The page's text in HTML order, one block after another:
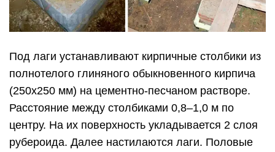
Под лаги устанавливают кирпичные столбики из
полнотелого глиняного обыкновенного кирпича
(250х250 мм) на цементно-песчаном растворе.
Расстояние между столбиками 0,8–1,0 м по
центру. На их поверхность укладывается 2 слоя
рубероида. Далее настилаются лаги. Половые